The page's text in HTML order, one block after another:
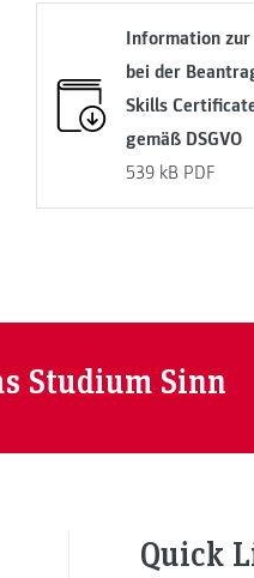
Information
bei der
Skills
gemäß DSGVO
539 kB PDF
Studium Sinn
Quick